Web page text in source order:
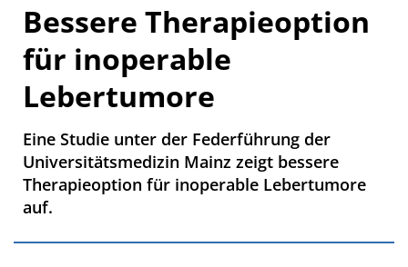
Bessere Therapieoption
für inoperable
Lebertumore
Eine Studie unter der Federführung der
Universitätsmedizin Mainz zeigt bessere
Therapieoption für inoperable Lebertumore
auf.